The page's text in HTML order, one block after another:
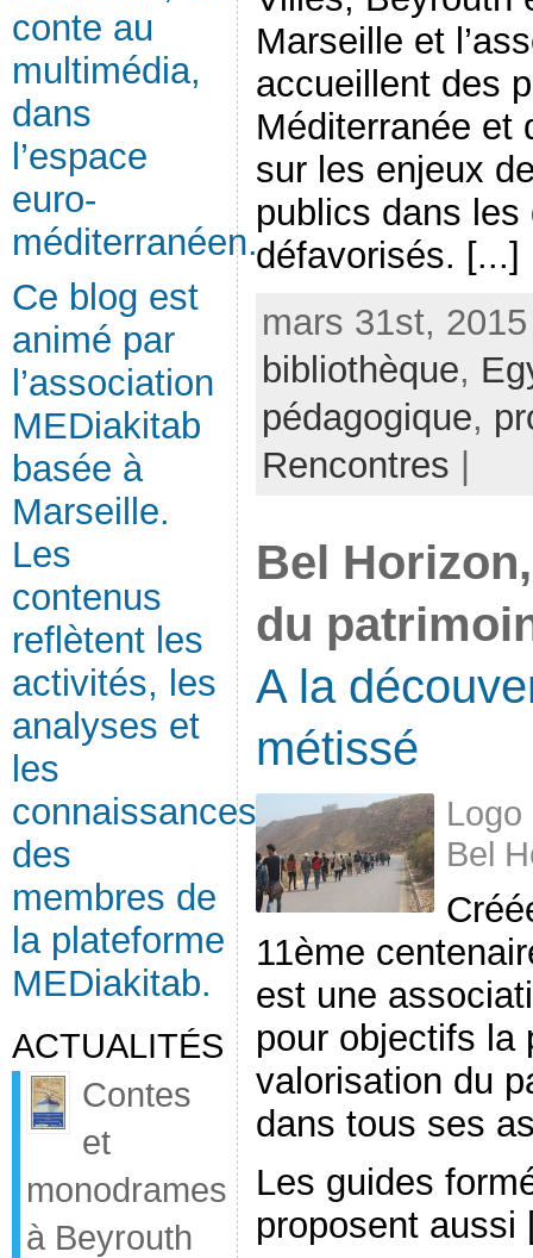
conte au
multimédia,
dans
l’espace
euro-
méditerranéen.
Ce blog est
animé par
l’association
MEDiakitab
basée à
Marseille.
Les
contenus
reflètent les
activités, les
analyses et
les
connaissances
des
membres de
la plateforme
MEDiakitab.
ACTUALITÉS
Contes
et
monodrames
à Beyrouth
Marseille et
accueillent des
Méditerranée et
sur les enjeux
publics dans
défavorisés. [...]
mars 31st,
bibliothèque,
pédagogique,
Rencontres |
Bel
du
A la
métissé
Bel
11ème
est une
pour objectifs la
valorisation du
dans tous ses
Les guides
proposent aussi